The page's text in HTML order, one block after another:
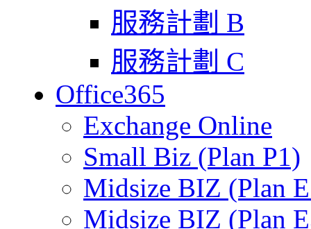
服務計劃 B
服務計劃 C
Office365
Exchange Online
Small Biz (Plan P1)
Midsize BIZ (Plan
Midsize BIZ (Plan